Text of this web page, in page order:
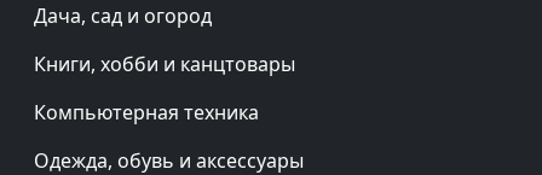
Дача, сад и огород
Книги, хобби и канцтовары
Компьютерная техника
Одежда, обувь и аксессуары